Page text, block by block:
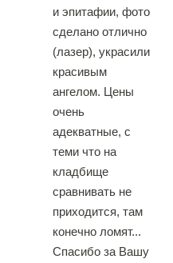
и эпитафии, фото
сделано отлично
(лазер), украсили
красивым
ангелом. Цены
очень
адекватные, с
теми что на
кладбище
сравнивать не
приходится, там
конечно ломят...
Спасибо за Вашу